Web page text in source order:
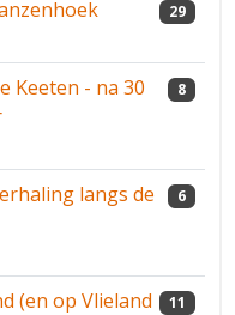
29
Keeten - na 30
8
langs de
6
(en op Vlieland
11